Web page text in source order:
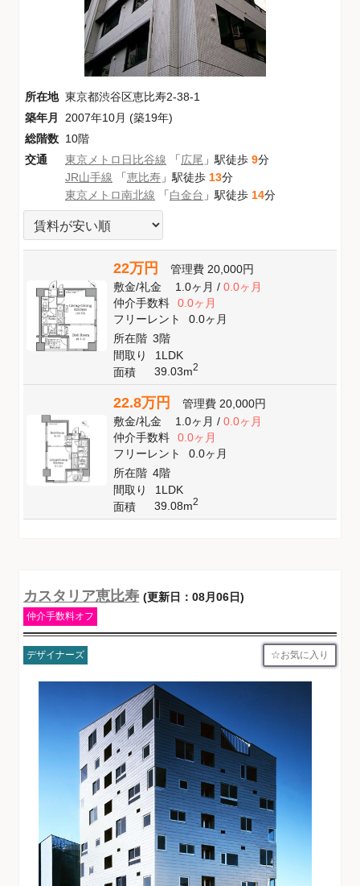
所在地 東京都渋谷区恵比寿2-38-1
築年月
2007年10月 (築19年)
総階数 10階
交通
東京メトロ日比谷線 「広尾 」駅徒歩 9分
JR山手線 「恵比寿 」駅徒歩 13分
東京メトロ南北線 「白金台 」駅徒歩 14分
22万円 管理費 20,000円
敷金/礼金 1.0ヶ月/ 0.0ヶ月
仲介手数料
0.0ヶ月
フリーレント
0.0ヶ月
所在階 3階
間取り
1LDK
面積
39.03m2
22.8万円 管理費 20,000円
敷金/礼金 1.0ヶ月/ 0.0ヶ月
仲介手数料
0.0ヶ月
フリーレント
0.0ヶ月
所在階 4階
間取り
1LDK
面積
39.08m2
カスタリア恵比寿 (更新日：08月06日)
仲介手数料オフ
デザイナーズ お気に入り